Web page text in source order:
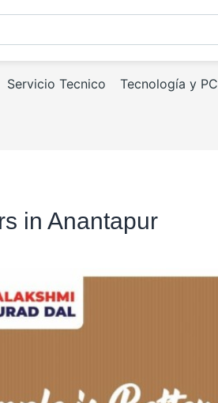
Servicio Tecnico Tecnología y PC
in Anantapur